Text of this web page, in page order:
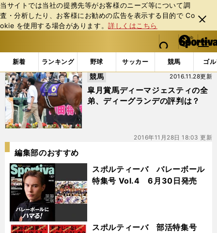
当サイトでは当社の提携先等がお客様のニーズ等について調
査・分析したり、お客様にお勧めの広告を表⽰する⽬的で Co
okie を使⽤する場合があります。詳しくはこちら
閉じ
る
web Sportiva (webスポルティーバ)
検索
マイペ
ー
ジ
メニュ
新着 ランキング 野球 サッカー 競馬 ゴ
b
ス
ポ
ル
テ
ィ
ー
バ
「#クラッシク」の最新ニュース・ 情報
皐月賞馬ディーマジェスティの全
弟、ディーグランデの評判は？
2016.11.28更新
競馬
2016年11月28日 18:03 更新
編集部のおすすめ
スポルティーバ バレーボール
特集号 Vol.4 6月30日発売
スポルティーバ 部活特集号